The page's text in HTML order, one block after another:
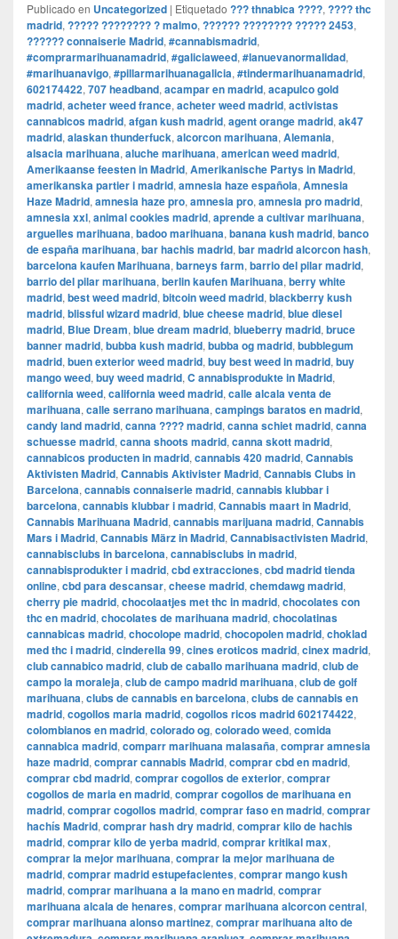
Publicado en Uncategorized | Etiquetado ??? thnabica ????, ???? thc
madrid, ????? ???????? ? malmo, ?????? ???????? ????? 2453,
?????? connaiserie Madrid, #cannabismadrid,
#comprarmarihuanamadrid, #galiciaweed, #lanuevanormalidad,
#marihuanavigo, #pillarmarihuanagalicia, #tindermarihuanamadrid,
602174422, 707 headband, acampar en madrid, acapulco gold
madrid, acheter weed france, acheter weed madrid, activistas
cannabicos madrid, afgan kush madrid, agent orange madrid, ak47
madrid, alaskan thunderfuck, alcorcon marihuana, Alemania,
alsacia marihuana, aluche marihuana, american weed madrid,
Amerikaanse feesten in Madrid, Amerikanische Partys in Madrid,
amerikanska partier i madrid, amnesia haze española, Amnesia
Haze Madrid, amnesia haze pro, amnesia pro, amnesia pro madrid,
amnesia xxl, animal cookies madrid, aprende a cultivar marihuana,
arguelles marihuana, badoo marihuana, banana kush madrid, banco
de españa marihuana, bar hachis madrid, bar madrid alcorcon hash,
barcelona kaufen Marihuana, barneys farm, barrio del pilar madrid,
barrio del pilar marihuana, berlin kaufen Marihuana, berry white
madrid, best weed madrid, bitcoin weed madrid, blackberry kush
madrid, blissful wizard madrid, blue cheese madrid, blue diesel
madrid, Blue Dream, blue dream madrid, blueberry madrid, bruce
banner madrid, bubba kush madrid, bubba og madrid, bubblegum
madrid, buen exterior weed madrid, buy best weed in madrid, buy
mango weed, buy weed madrid, C annabisprodukte in Madrid,
california weed, california weed madrid, calle alcala venta de
marihuana, calle serrano marihuana, campings baratos en madrid,
candy land madrid, canna ???? madrid, canna schiet madrid, canna
schuesse madrid, canna shoots madrid, canna skott madrid,
cannabicos producten in madrid, cannabis 420 madrid, Cannabis
Aktivisten Madrid, Cannabis Aktivister Madrid, Cannabis Clubs in
Barcelona, cannabis connaiserie madrid, cannabis klubbar i
barcelona, cannabis klubbar i madrid, Cannabis maart in Madrid,
Cannabis Marihuana Madrid, cannabis marijuana madrid, Cannabis
Mars i Madrid, Cannabis März in Madrid, Cannabisactivisten Madrid,
cannabisclubs in barcelona, cannabisclubs in madrid,
cannabisprodukter i madrid, cbd extracciones, cbd madrid tienda
online, cbd para descansar, cheese madrid, chemdawg madrid,
cherry pie madrid, chocolaatjes met thc in madrid, chocolates con
thc en madrid, chocolates de marihuana madrid, chocolatinas
cannabicas madrid, chocolope madrid, chocopolen madrid, choklad
med thc i madrid, cinderella 99, cines eroticos madrid, cinex madrid,
club cannabico madrid, club de caballo marihuana madrid, club de
campo la moraleja, club de campo madrid marihuana, club de golf
marihuana, clubs de cannabis en barcelona, clubs de cannabis en
madrid, cogollos maria madrid, cogollos ricos madrid 602174422,
colombianos en madrid, colorado og, colorado weed, comida
cannabica madrid, comparr marihuana malasaña, comprar amnesia
haze madrid, comprar cannabis Madrid, comprar cbd en madrid,
comprar cbd madrid, comprar cogollos de exterior, comprar
cogollos de maria en madrid, comprar cogollos de marihuana en
madrid, comprar cogollos madrid, comprar faso en madrid, comprar
hachís Madrid, comprar hash dry madrid, comprar kilo de hachis
madrid, comprar kilo de yerba madrid, comprar kritikal max,
comprar la mejor marihuana, comprar la mejor marihuana de
madrid, comprar madrid estupefacientes, comprar mango kush
madrid, comprar marihuana a la mano en madrid, comprar
marihuana alcala de henares, comprar marihuana alcorcon central,
comprar marihuana alonso martinez, comprar marihuana alto de